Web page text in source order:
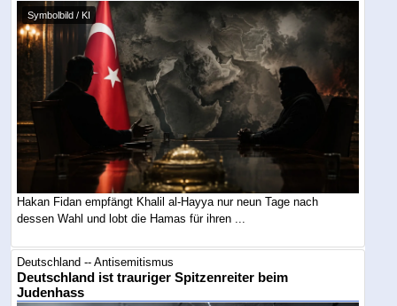
Symbolbild / KI
Hakan Fidan empfängt Khalil al-Hayya nur neun Tage nach
dessen Wahl und lobt die Hamas für ihren ...
Deutschland -- Antisemitismus
Deutschland ist trauriger Spitzenreiter beim
Judenhass